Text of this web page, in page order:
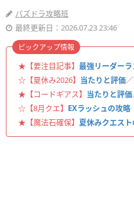
パズドラ攻略班
最終更新日：2026.07.23 23:46
★【要注目記事】 最強リーダー
☆【夏休み2026】 当たりと評価／
★【コードギアス】 当たりと評価
☆【8月クエ】 EXラッシュの攻略
★【魔法石確保】 夏休みクエス
ピックアップ情報